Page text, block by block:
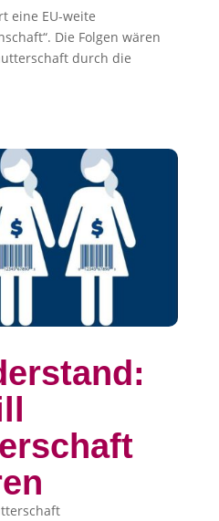
eine EU-weite
Die Folgen wären
durch die